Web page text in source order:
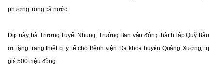
phương trong cả nước.
Dịp này, bà Trương Tuyết Nhung, Trưởng Ban vận động thành lập Quỹ Bầu
ơi, tặng trang thiết bị y tế cho Bệnh viện Đa khoa huyện Quảng Xương, trị
giá 500 triệu đồng.